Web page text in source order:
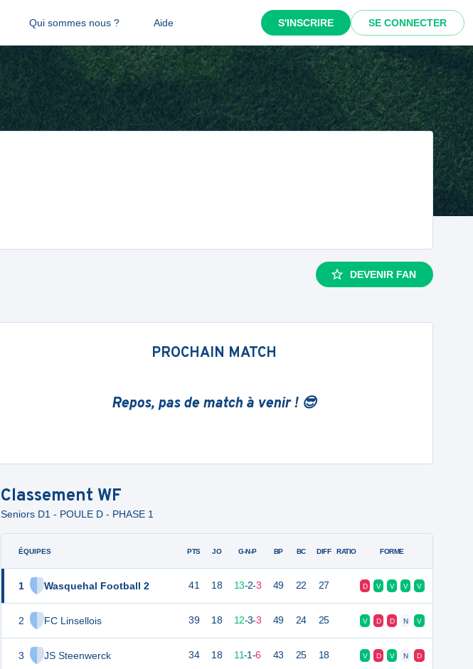
Qui sommes nous ? Aide S'INSCRIRE SE CONNECTER
DEVENIR FAN
PROCHAIN MATCH
Repos, pas de match à venir ! 😎
Classement WF
Seniors D1 - POULE D - PHASE 1
ÉQUIPES
1 Wasquehal Football 2
2 FC Linsellois
3 JS Steenwerck
PTS JO G-N-P BP BC DIFF RATIO FORME
41 18 13-2-3 49 22 27 D V V V V
39 18 12-3-3 49 24 25 V D D N V
34 18 11-1-6 43 25 18 V D V N D